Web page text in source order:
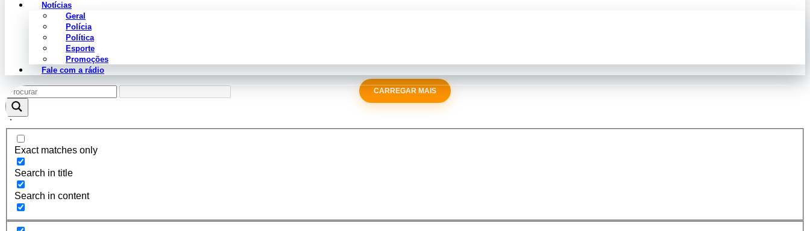
Notícias
Geral
Polícia
Política
Esporte
Promoções
Fale com a rádio
Exact matches only
Search in title
Search in content
CARREGAR MAIS